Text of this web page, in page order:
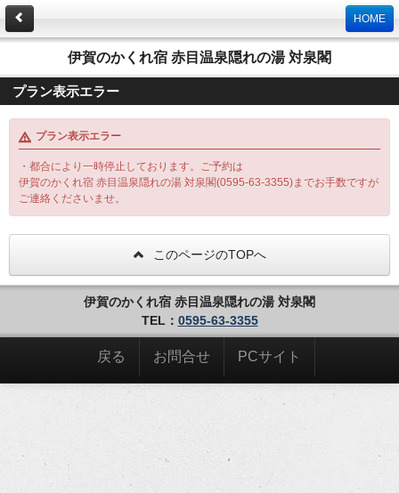
HOME
伊賀のかくれ宿 赤目温泉隠れの湯 対泉閣
プラン表示エラー
プラン表示エラー
・都合により一時停止しております。ご予約は
伊賀のかくれ宿 赤目温泉隠れの湯 対泉閣(0595-63-3355)までお手数ですが
ご連絡くださいませ。
このページのTOPへ
伊賀のかくれ宿 赤目温泉隠れの湯 対泉閣
TEL： 0595-63-3355
戻る お問合せ PCサイト